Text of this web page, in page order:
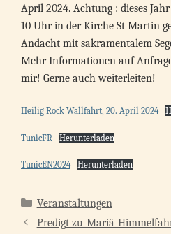
April 2024. Achtung : dieses
10 Uhr in der Kirche St Martin
Andacht mit sakramentalem
Mehr Informationen auf
mir! Gerne auch weiterleiten!
Heilig Rock Wallfahrt, 20. April 2024
TunicFR Herunterladen
TunicEN2024 Herunterladen
Kategorien
Veranstaltungen
Predigt zu Mariä